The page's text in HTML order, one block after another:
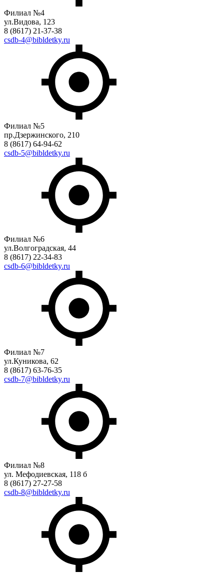
Филиал №4
ул.Видова, 123
8 (8617) 21-37-38
csdb-4@bibldetky.ru
Филиал №5
пр.Дзержинского, 210
8 (8617) 64-94-62
csdb-5@bibldetky.ru
Филиал №6
ул.Волгоградская, 44
8 (8617) 22-34-83
csdb-6@bibldetky.ru
Филиал №7
ул.Куникова, 62
8 (8617) 63-76-35
csdb-7@bibldetky.ru
Филиал №8
ул. Мефодиевская, 118 б
8 (8617) 27-27-58
csdb-8@bibldetky.ru